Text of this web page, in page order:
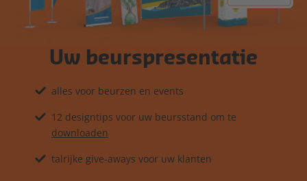
Uw beurspresentatie
alles voor beurzen en events
12 designtips voor uw beursstand om te
downloaden
talrijke give-aways voor uw klanten